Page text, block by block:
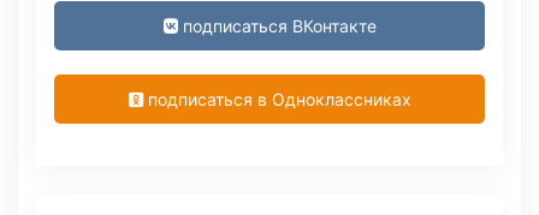
подписаться ВКонтакте
подписаться в Одноклассниках